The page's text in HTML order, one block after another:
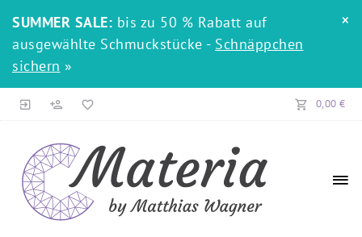
SUMMER SALE: bis zu 50 % Rabatt auf
ausgewählte Schmuckstücke - Schnäppchen
sichern »
×
0,00 €